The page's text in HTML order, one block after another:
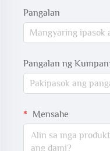
Pangalan
Pangalan ng
Mensahe